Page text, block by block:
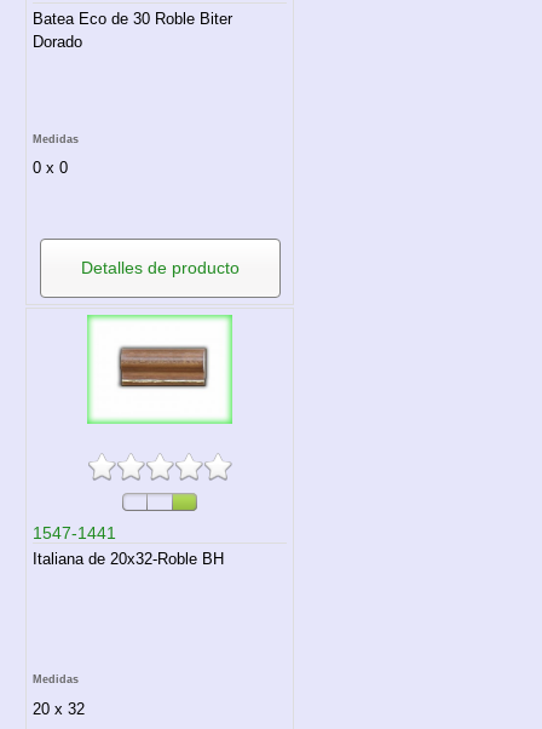
Batea Eco de 30 Roble Biter
Dorado
Medidas
0 x 0
Detalles de producto
1547-1441
Italiana de 20x32-Roble BH
Medidas
20 x 32